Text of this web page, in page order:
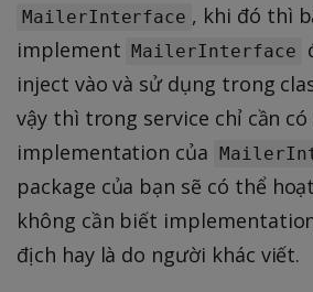
MailerInterface , khi đó thì
implement MailerInterface
inject vào và sử dụng trong
vậy thì trong service chỉ cần
implementation của
package của bạn sẽ có thể
không cần biết
địch hay là do người khác viết.